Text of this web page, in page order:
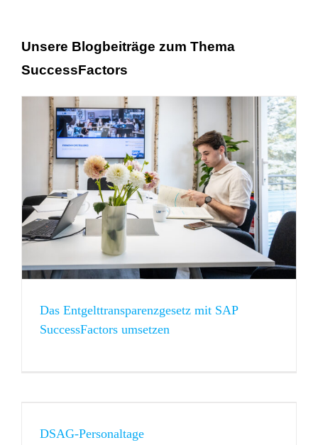
Unsere Blogbeiträge zum Thema
SuccessFactors
Das Entgelttransparenzgesetz mit SAP
SuccessFactors umsetzen
DSAG-Personaltage